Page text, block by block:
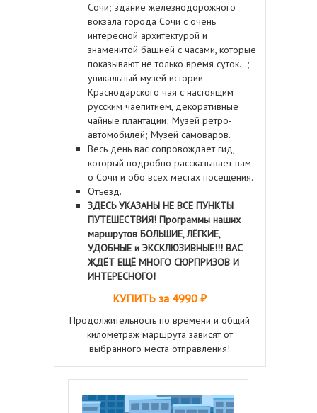
Сочи; здание железнодорожного
вокзала города Сочи с очень
интересной архитектурой и
знаменитой башней с часами, которые
показывают не только время суток…;
уникальный музей истории
Краснодарского чая с настоящим
русским чаепитием, декоративные
чайные плантации; Музей ретро-
автомобилей; Музей самоваров.
Весь день вас сопровождает гид,
который подробно рассказывает вам
о Сочи и обо всех местах посещения.
Отъезд.
ЗДЕСЬ УКАЗАНЫ НЕ ВСЕ ПУНКТЫ
ПУТЕШЕСТВИЯ! Программы наших
маршрутов БОЛЬШИЕ, ЛЁГКИЕ,
УДОБНЫЕ и ЭКСКЛЮЗИВНЫЕ!!! ВАС
ЖДЁТ ЕЩЁ МНОГО СЮРПРИЗОВ И
ИНТЕРЕСНОГО!
КУПИТЬ за 4990 ₽
Продолжительность по времени и общий
километраж маршрута зависят от
выбранного места отправления!